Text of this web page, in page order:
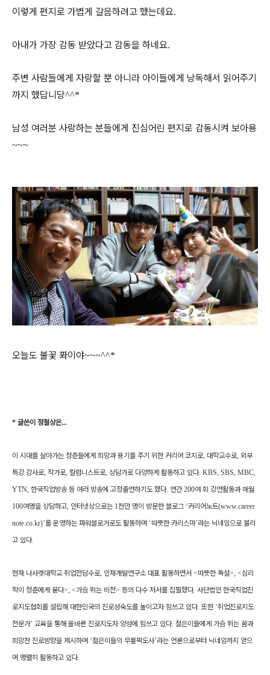
이렇게 편지로 가볍게 갈음하려고 했는데요.
아내가 가장 감동 받았다고 감동을 하네요.
주변 사람들에게 자랑할 뿐 아니라 아이들에게 낭독해서 읽어주기
까지 했답니당^^*
남성 여러분 사랑하는 분들에게 진심어린 편지로 감동시켜 보아용
~~~
오늘도 불꽃 퐈이야~~~^^*
* 글쓴이 정철상은...
이 시대를 살아가는 청춘들에게 희망과 용기를 주기 위한 커리어 코치로 대학교수로 외부
특강 강사로 작가로 칼럼니스트로 상담가로 다양하게 활동하고 있다. KBS, SBS, MBC,
YTN, 한국직업방송 등 여러 방송에 고정출연하기도 했다. 연간200여 회 강연활동과 매월
100여명을 상담하고 인터넷상으로는 1천만 명이 방문한 블로그 ‘커리어노트(www.career
note.co.kr)’를 운영하는 파워블로거로도 활동하며 ‘따뜻한 카리스마’라는 닉네임으로 불리
고 있다.
현재 나사렛대학교 취업전담수로 인재개발연구소 대표 활동하면서 <따뜻한 독설>, <심리
학이 청춘에게 묻다>, <가슴 뛰는 비전> 등의 다수 저서를 집필했다. 사단법인 한국직업진
로지도협회를 설립해 대한민국의 진로성숙도를 높이고자 힘쓰고 있다. 또한 ‘취업진로지도
전문가’ 교육을 통해 올바른 진로지도자 양성에 힘쓰고 있다. 젊은이들에게 가슴 뛰는 꿈과
희망찬 진로방향을 제시하며 ‘젊은이들의 무릎팍도사’라는 언론으로부터 닉네임까지 얻으
며 맹렬히 활동하고 있다.